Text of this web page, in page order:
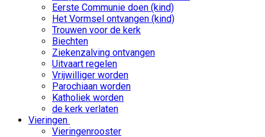
Eerste Communie doen (kind)
Het Vormsel ontvangen (kind)
Trouwen voor de kerk
Biechten
Ziekenzalving ontvangen
Uitvaart regelen
Vrijwilliger worden
Parochiaan worden
Katholiek worden
de kerk verlaten
Vieringen
Vieringenrooster